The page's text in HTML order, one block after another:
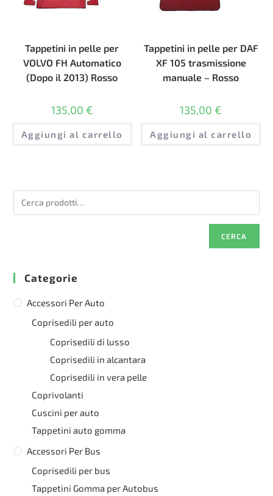
Tappetini in pelle per
VOLVO FH Automatico
(Dopo il 2013) Rosso
135,00 €
Aggiungi al carrello
Tappetini in pelle per DAF
XF 105 trasmissione
manuale – Rosso
135,00 €
Aggiungi al carrello
CERCA
Categorie
Accessori Per Auto
Coprisedili per auto
Coprisedili di lusso
Coprisedili in alcantara
Coprisedili in vera pelle
Coprivolanti
Cuscini per auto
Tappetini auto gomma
Accessori Per Bus
Coprisedili per bus
Tappetini Gomma per Autobus